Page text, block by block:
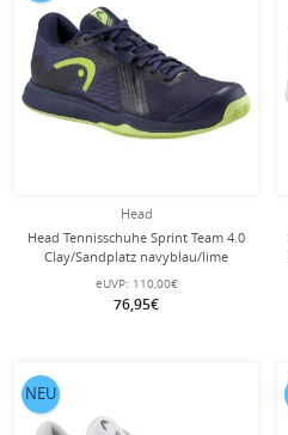
Head
Head Tennisschuhe Sprint Team 4.0
Clay/Sandplatz navyblau/lime
eUVP: 110,00€
76,95€
NEU